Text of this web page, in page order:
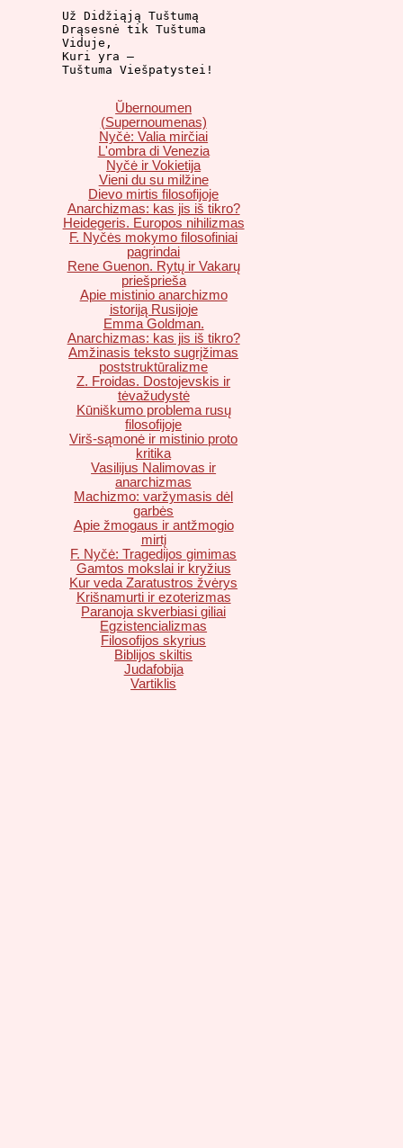
Už Didžiąją Tuštumą
Drąsesnė tik Tuštuma
Viduje,
Kuri yra –
Ṻbernoumen
(Supernoumenas)
Nyčė: Valia mirčiai
L'ombra di Venezia
Nyčė ir Vokietija
Vieni du su milžine
Dievo mirtis filosofijoje
Anarchizmas: kas jis iš tikro?
Heidegeris. Europos nihilizmas
F. Nyčės mokymo filosofiniai
pagrindai
Rene Guenon. Rytų ir Vakarų
priešprieša
Apie mistinio anarchizmo
istoriją Rusijoje
Emma Goldman.
Anarchizmas: kas jis iš tikro?
Amžinasis teksto sugrįžimas
poststruktūralizme
Z. Froidas. Dostojevskis ir
tėvažudystė
Kūniškumo problema rusų
filosofijoje
Virš-sąmonė ir mistinio proto
kritika
Vasilijus Nalimovas ir
anarchizmas
Machizmo: varžymasis dėl
garbės
Apie žmogaus ir antžmogio
mirtį
F. Nyčė: Tragedijos gimimas
Gamtos mokslai ir kryžius
Kur veda Zaratustros žvėrys
Krišnamurti ir ezoterizmas
Paranoja skverbiasi giliai
Egzistencializmas
Filosofijos skyrius
Biblijos skiltis
Judafobija
Vartiklis